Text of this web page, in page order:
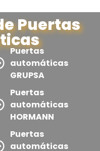
Puertas
Puertas
automáticas
GRUPSA
Puertas
automáticas
HORMANN
Puertas
automáticas